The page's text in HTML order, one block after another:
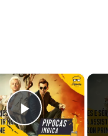
×
Play